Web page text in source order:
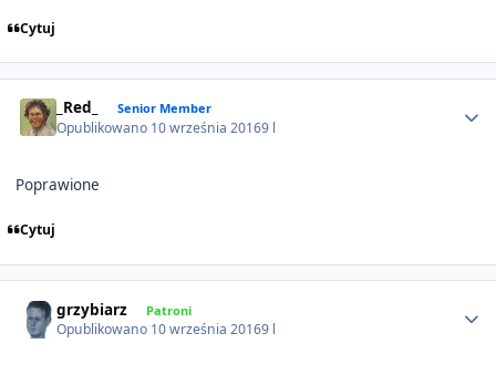
Cytuj
_Red_ Senior Member
Opublikowano 10 września 20169 l
Poprawione
Cytuj
grzybiarz Patroni
Opublikowano 10 września 20169 l